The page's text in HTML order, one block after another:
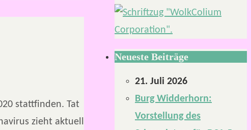
stattfinden. Tat
zieht aktuell
Neueste Beiträge
21. Juli 2026
Burg Widderhorn:
Vorstellung des